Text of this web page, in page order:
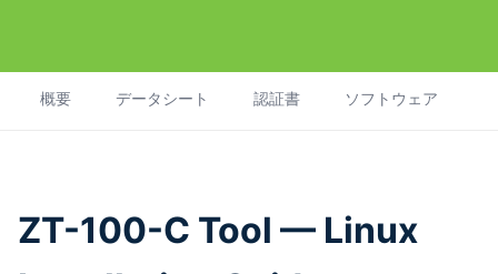
概要 データシート 認証書 ソフトウェア
ZT-100-C Tool — Linux